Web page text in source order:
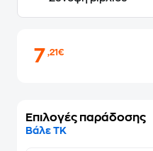
7,21€
Επιλογές παράδοσης
Βάλε ΤΚ